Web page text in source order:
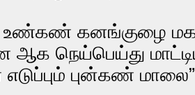
உண்கண் கனங்குழை
ஆக நெய்பெய்து
எடுப்பும் புன்கண்